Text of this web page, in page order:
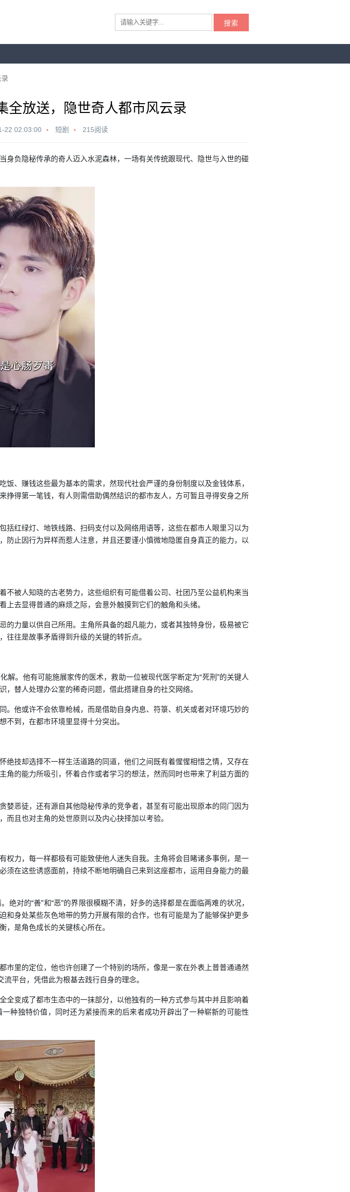
搜索
全放送，隐世奇人都市风云录
22 02:03:00 短剧 215阅读
身负隐秘传承的奇人迈入水泥森林，一场有关传统跟现代、隐世与入世的碰
、赚钱这些最为基本的需求，然现代社会严谨的身份制度以及金钱体系，
挣得第一笔钱，有人则需借助偶然结识的都市友人，方可暂且寻得安身之所
括红绿灯、地铁线路、扫码支付以及网络用语等，这些在都市人眼里习以为
防止因行为异样而惹人注意，并且还要谨小慎微地隐匿自身真正的能力，以
不被人知晓的古老势力，这些组织有可能借着公司、社团乃至公益机构来当
去显得普通的麻烦之际，会意外触摸到它们的触角和头绪。
的力量以供自己所用。主角所具备的超凡能力，或者其独特身份，极易被它
往是故事矛盾得到升级的关键的转折点。
。他有可能施展家传的医术，救助一位被现代医学断定为“死刑”的关键人
替人处理办公室的稀奇问题，借此搭建自身的社交网络。
。他或许不会依靠枪械，而是借助自身内息、符箓、机关或者对环境巧妙的
不到，在都市环境里显得十分突出。
绝技却选择不一样生活道路的同道，他们之间既有着惺惺相惜之情，又存在
角的能力所吸引，怀着合作或者学习的想法，然而同时也带来了利益方面的
婪恶徒，还有源自其他隐秘传承的竞争者，甚至有可能出现原本的同门因为
且也对主角的处世原则以及内心抉择加以考验。
权力，每一样都极有可能致使他人迷失自我。主角将会目睹诸多事例，是一
须在这些诱惑面前，持续不断地明确自己来到这座都市，运用自身能力的最
对的“善”和“恶”的界限很模糊不清，好多的选择都是在面临两难的状况，
和身处某些灰色地带的势力开展有限的合作，也有可能是为了能够保护更多
，是角色成长的关键核心所在。
市里的定位，他也许创建了一个特别的场所，像是一家在外表上普普通通然
平台，凭借此为根基去践行自身的理念。
全变成了都市生态中的一抹部分，以他独有的一种方式参与其中并且影响着
种独特价值，同时还为紧接而来的后来者成功开辟出了一种崭新的可能性